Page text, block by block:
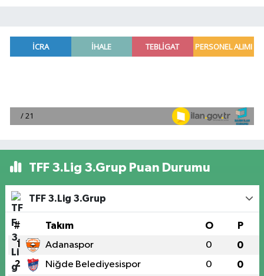
TFF 3.Lig 3.Grup Puan Durumu
TFF 3.Lig 3.Grup
# Takım O P
1 Adanaspor 0 0
2 Niğde Belediyesispor 0 0